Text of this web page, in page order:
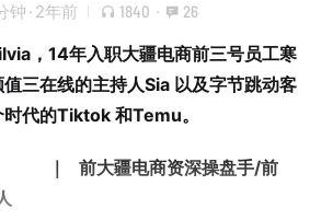
钟 · 2年前 1840 · 26
，14年入职大疆电商前三号员工寒
三在线的主持人Sia 以及字节跳动客
代的Tiktok 和Temu。
前大疆电商资深操盘手/前